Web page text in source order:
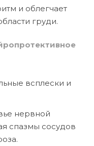
и облегчает
груди.
всплески и
нервной
спазмы сосудов